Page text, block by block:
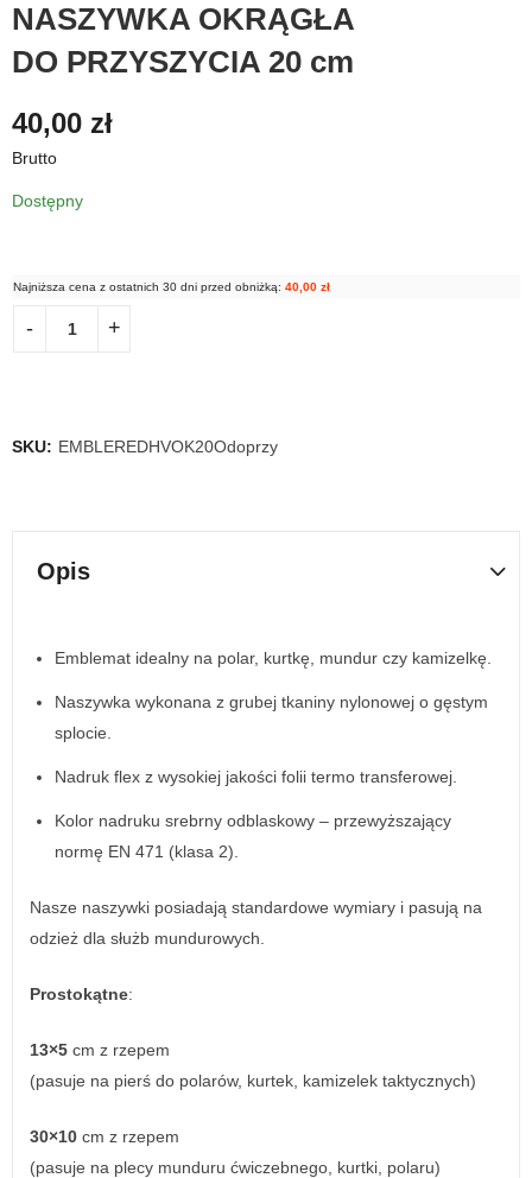
NASZYWKA OKRĄGŁA
DO PRZYSZYCIA 20 cm
40,00 zł
Brutto
Dostępny
Najniższa cena z ostatnich 30 dni przed obniżką: 40,00 zł
SKU: EMBLEREDHVOK20Odoprzy
Opis
Emblemat idealny na polar, kurtkę, mundur czy kamizelkę.
Naszywka wykonana z grubej tkaniny nylonowej o gęstym
splocie.
Nadruk flex z wysokiej jakości folii termo transferowej.
Kolor nadruku srebrny odblaskowy – przewyższający
normę EN 471 (klasa 2).
Nasze naszywki posiadają standardowe wymiary i pasują na
odzież dla służb mundurowych.
Prostokątne:
13×5 cm z rzepem
(pasuje na pierś do polarów, kurtek, kamizelek taktycznych)
30×10 cm z rzepem
(pasuje na plecy munduru ćwiczebnego, kurtki, polaru)